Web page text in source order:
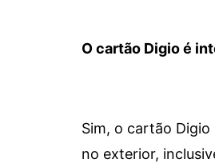
O cartão Digio é
Sim, o cartão
no exterior,